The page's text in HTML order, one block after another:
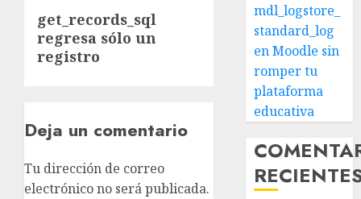
Next
post:
get_records_sql
regresa sólo un
registro
Deja un comentario
Tu dirección de correo
electrónico no será publicada.
mdl_logstore_
standard_log
en Moodle sin
romper tu
plataforma
educativa